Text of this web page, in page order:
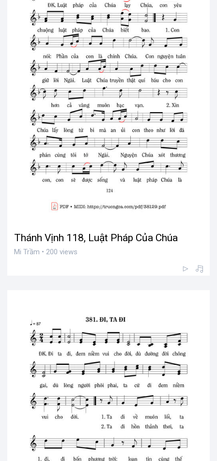
Thánh Vịnh 118, Luật Pháp Của Chúa
Mi Trầm • 200 views